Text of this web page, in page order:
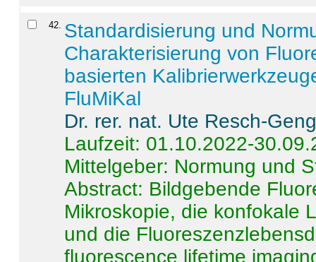
42. Standardisierung und
Charakterisierung von
basierten
FluMiKal
Dr. rer. nat. Ute Resch-
Laufzeit: 01.10.2022-
Mittelgeber: Normung und
Abstract: Bildgebende
Mikroskopie, die konfokale
und die
fluorescence lifetime